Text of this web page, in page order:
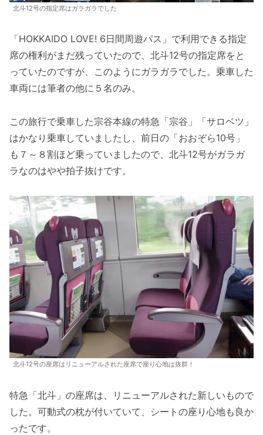
北斗12号の指定席はガラガラでした
「HOKKAIDO LOVE! 6日間周遊パス」で利用できる指定
席の権利がまだ残っていたので、北斗12号の指定席をと
っていたのですが、このようにガラガラでした。乗車した
車両には筆者の他に５名のみ。
この旅行で乗車した宗谷本線の特急「宗谷」「サロベツ」
はかなり乗車していましたし、前日の「おおぞら10号」
も７～８割ほど乗っていましたので、北斗12号がガラガ
ラなのはやや拍子抜けです。
北斗12号の座席はリニューアルされた座席で座り心地は抜群！
特急「北斗」の座席は、リニューアルされた新しいもので
した。可動式の枕が付いていて、シートの座り心地も良か
ったです。